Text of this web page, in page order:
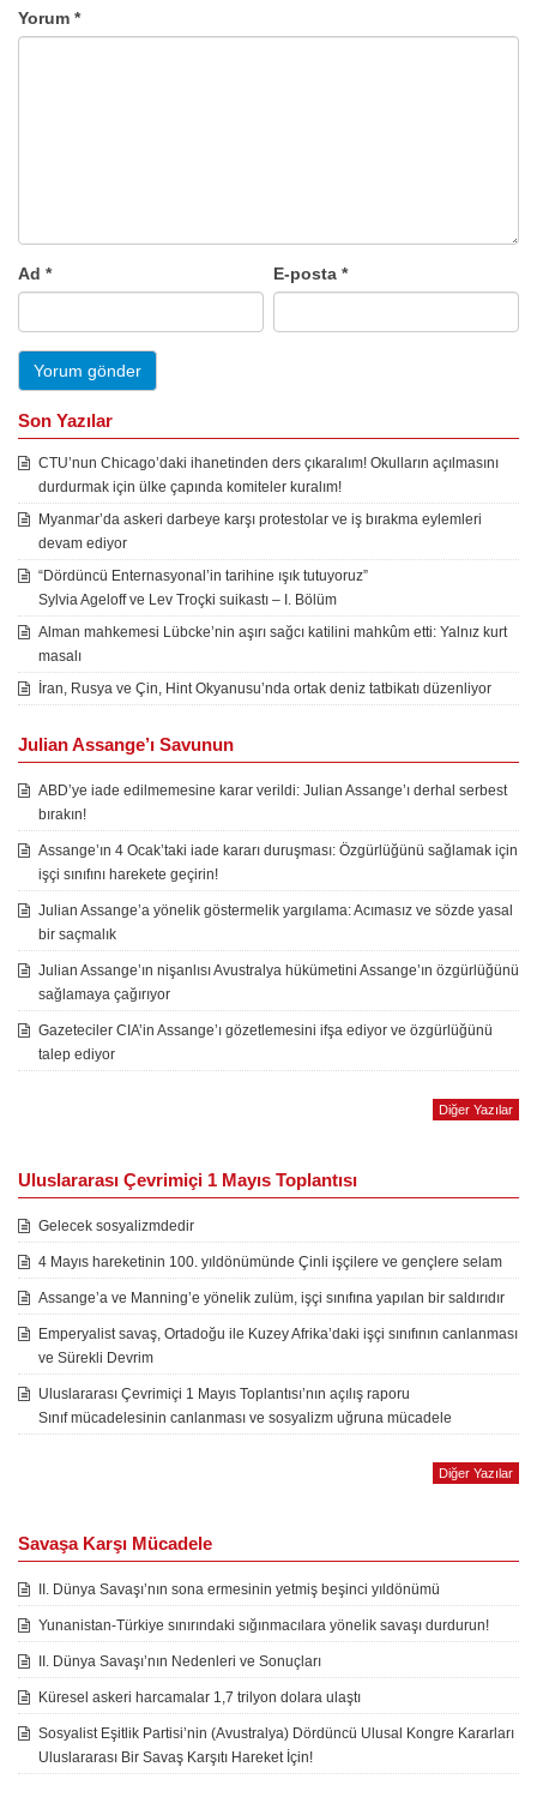
Yorum *
Ad * E-posta*
Son Yazılar
CTU’nun Chicago’daki ihanetinden ders çıkaralım! Okulların açılmasını
durdurmak için ülke çapında komiteler kuralım!
Myanmar’da askeri darbeye karşı protestolar ve iş bırakma eylemleri
devam ediyor
“Dördüncü Enternasyonal’in tarihine ışık tutuyoruz”
Sylvia Ageloff ve Lev Troçki suikastı – I. Bölüm
Alman mahkemesi Lübcke’nin aşırı sağcı katilini mahkûm etti: Yalnız kurt
masalı
İran, Rusya ve Çin, Hint Okyanusu’nda ortak deniz tatbikatı düzenliyor
Julian Assange’ı Savunun
ABD’ye iade edilmemesine karar verildi: Julian Assange’ı derhal serbest
bırakın!
Assange’ın 4 Ocak’taki iade kararı duruşması: Özgürlüğünü sağlamak için
işçi sınıfını harekete geçirin!
Julian Assange’a yönelik göstermelik yargılama: Acımasız ve sözde yasal
bir saçmalık
Julian Assange’ın nişanlısı Avustralya hükümetini Assange’ın özgürlüğünü
sağlamaya çağırıyor
Gazeteciler CIA’in Assange’ı gözetlemesini ifşa ediyor ve özgürlüğünü
talep ediyor
Diğer Yazılar
Uluslararası Çevrimiçi 1 Mayıs Toplantısı
Gelecek sosyalizmdedir
4 Mayıs hareketinin 100. yıldönümünde Çinli işçilere ve gençlere selam
Assange’a ve Manning’e yönelik zulüm, işçi sınıfına yapılan bir saldırıdır
Emperyalist savaş, Ortadoğu ile Kuzey Afrika’daki işçi sınıfının canlanması
ve Sürekli Devrim
Uluslararası Çevrimiçi 1 Mayıs Toplantısı’nın açılış raporu
Sınıf mücadelesinin canlanması ve sosyalizm uğruna mücadele
Diğer Yazılar
Savaşa Karşı Mücadele
II. Dünya Savaşı’nın sona ermesinin yetmiş beşinci yıldönümü
Yunanistan-Türkiye sınırındaki sığınmacılara yönelik savaşı durdurun!
II. Dünya Savaşı’nın Nedenleri ve Sonuçları
Küresel askeri harcamalar 1,7 trilyon dolara ulaştı
Sosyalist Eşitlik Partisi’nin (Avustralya) Dördüncü Ulusal Kongre Kararları
Uluslararası Bir Savaş Karşıtı Hareket İçin!